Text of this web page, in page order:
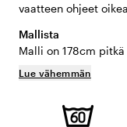
vaatteen ohjeet
Mallista
Malli on 178cm
Lue vähemmän